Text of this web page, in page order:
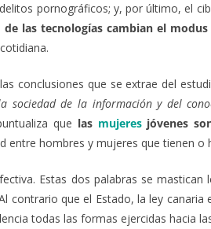
pornográficos; y, por último, el
de las tecnologías cambian el
conclusiones que se extrae del
sociedad de la información y del
que las mujeresjóvenes
entre hombres y mujeres que tienen o
Estas dos palabras se
contrario que el Estado, la ley
todas las formas ejercidas hacia